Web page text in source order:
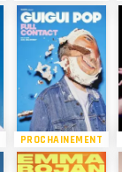
PROCHAINEMENT